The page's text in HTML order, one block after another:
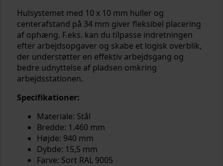
Hulsystemet med 10 x 10 mm huller og
centerafstand på 34 mm giver fleksibel placering
af ophæng. F.eks. kan du tilpasse indretningen
efter arbejdsopgaver og skabe et logisk overblik,
der understøtter en effektiv arbejdsgang og
bedre udnyttelse af pladsen omkring
arbejdsstationen.
Specifikationer:
Materiale: Stål
Bredde: 1.460 mm
Højde: 940 mm
Dybde: 15,5 mm
Farve: Sort RAL 9005